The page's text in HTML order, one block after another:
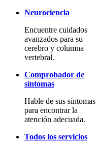
Neurociencia
Encuentre cuidados
avanzados para su
cerebro y columna
vertebral.
Comprobador de
síntomas
Hable de sus síntomas
para encontrar la
atención adecuada.
Todos los servicios